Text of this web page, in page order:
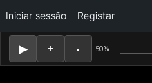
50%
Iniciar sessão Registar